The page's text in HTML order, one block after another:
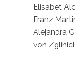
Elisabet
Franz
Alejandra
von